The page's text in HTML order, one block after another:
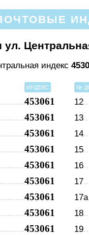
ул.
индекс
ИНДЕКС
453061
453061
453061
453061
453061
453061
453061
453061
453061
№
12
13
14
15
16
17
17а
18
19